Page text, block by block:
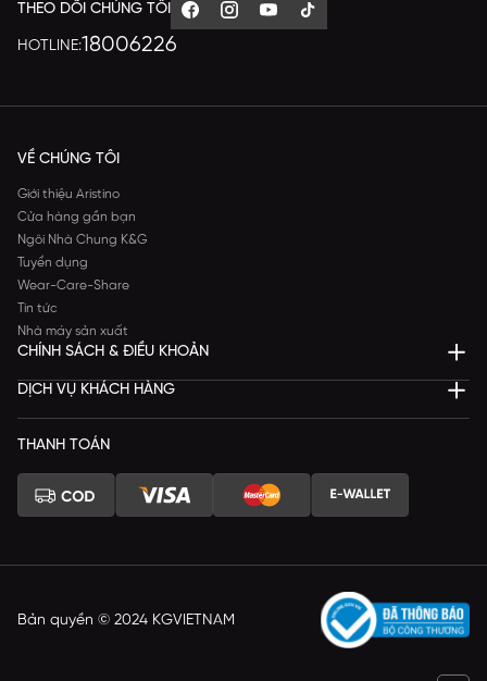
THEO DÕI CHÚNG TÔI
HOTLINE:18006226
VỀ CHÚNG TÔI
Giới thiệu Aristino
Cửa hàng gần bạn
Ngôi Nhà Chung K&G
Tuyển dụng
Wear-Care-Share
Tin tức
Nhà máy sản xuất
CHÍNH SÁCH & ĐIỀU KHOẢN
DỊCH VỤ KHÁCH HÀNG
THANH TOÁN
Bản quyền © 2024 KGVIETNAM